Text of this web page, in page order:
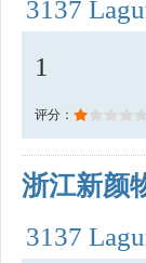
3137
1
评分：
浙江新颜
3137